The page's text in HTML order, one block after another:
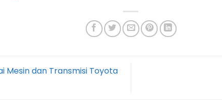
Mesin dan Transmisi Toyota